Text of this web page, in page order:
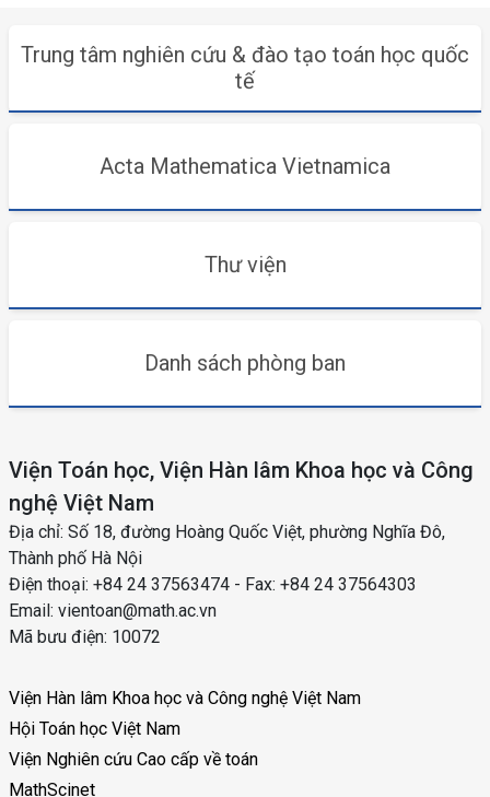
Trung tâm nghiên cứu & đào tạo toán học quốc
tế
Acta Mathematica Vietnamica
Thư viện
Danh sách phòng ban
Viện Toán học, Viện Hàn lâm Khoa học và Công
nghệ Việt Nam
Địa chỉ: Số 18, đường Hoàng Quốc Việt, phường Nghĩa Đô,
Thành phố Hà Nội
Điện thoại: +84 24 37563474 - Fax: +84 24 37564303
Email: vientoan@math.ac.vn
Mã bưu điện: 10072
Viện Hàn lâm Khoa học và Công nghệ Việt Nam
Hội Toán học Việt Nam
Viện Nghiên cứu Cao cấp về toán
MathScinet